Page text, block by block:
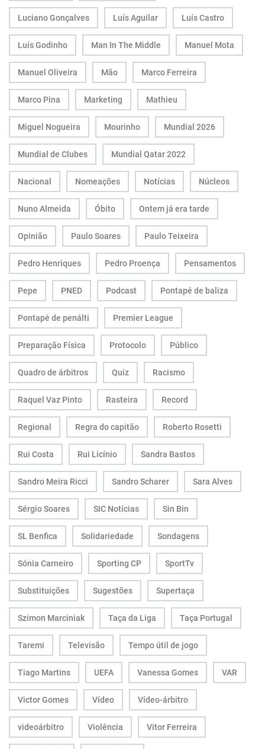
Luciano Gonçalves Luís Aguilar Luís Castro
Luís Godinho Man In The Middle Manuel Mota
Manuel Oliveira Mão Marco Ferreira
Marco Pina Marketing Mathieu
Miguel Nogueira Mourinho Mundial 2026
Mundial de Clubes Mundial Qatar 2022
Nacional Nomeações Notícias Núcleos
Nuno Almeida Óbito Ontem já era tarde
Opinião Paulo Soares Paulo Teixeira
Pedro Henriques Pedro Proença Pensamentos
Pepe PNED Podcast Pontapé de baliza
Pontapé de penálti Premier League
Preparação Física Protocolo Público
Quadro de árbitros Quiz Racismo
Raquel Vaz Pinto Rasteira Record
Regional Regra do capitão Roberto Rosetti
Rui Costa Rui Licínio Sandra Bastos
Sandro Meira Ricci Sandro Scharer Sara Alves
Sérgio Soares SIC Notícias Sin Bin
SL Benfica Solidariedade Sondagens
Sónia Carneiro Sporting CP SportTv
Substituições Sugestões Supertaça
Szimon Marciniak Taça da Liga Taça Portugal
Taremi Televisão Tempo útil de jogo
Tiago Martins UEFA Vanessa Gomes VAR
Victor Gomes Vídeo Vídeo-árbitro
videoárbitro Violência Vitor Ferreira